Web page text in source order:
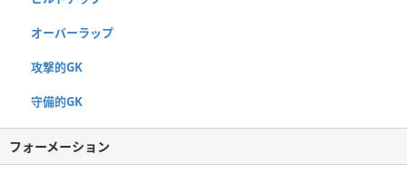
オーバーラップ
攻撃的GK
守備的GK
フォーメーション